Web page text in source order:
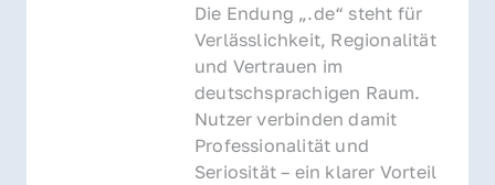
Die Endung „.de“ steht für
Verlässlichkeit, Regionalität
und Vertrauen im
deutschsprachigen Raum.
Nutzer verbinden damit
Professionalität und
Seriosität – ein klarer Vorteil